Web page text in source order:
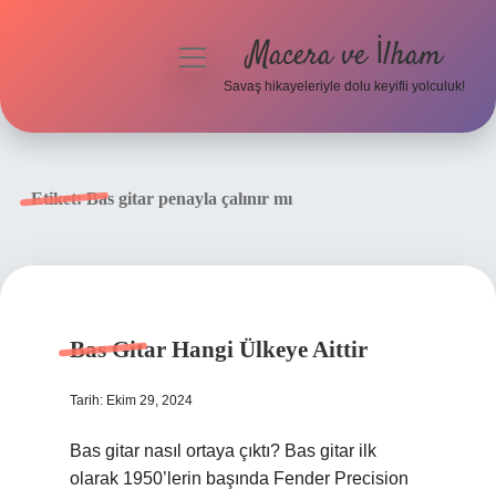
menüyüMacera ve İlham
Savaş hikayeleriyle dolu keyifli yolculuk!
Etiket:Bas gitar penayla çalınır mı
Bas Gitar Hangi Ülkeye Aittir
Tarih: Ekim 29, 2024
Bas gitar nasıl ortaya çıktı? Bas gitar ilk
olarak 1950’lerin başında Fender Precision